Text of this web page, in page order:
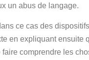
un abus de langage.
ce cas des
en expliquant ensuite
comprendre les